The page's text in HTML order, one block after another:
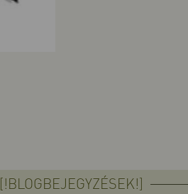
[!BLOGBEJEGYZÉSEK!]